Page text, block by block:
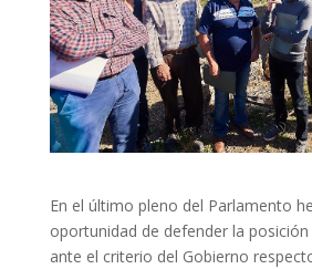
En el último pleno del Parlamento
oportunidad de defender la
ante el criterio del Gobierno